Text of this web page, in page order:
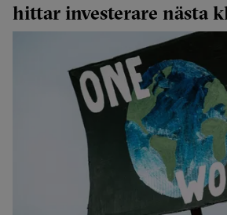
hittar investerare nästa